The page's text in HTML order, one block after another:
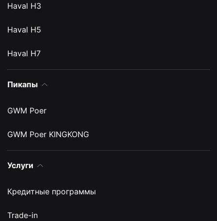
Haval H3
Haval H5
Haval H7
Пикапы
GWM Poer
GWM Poer KINGKONG
Услуги
Кредитные программы
Trade-in